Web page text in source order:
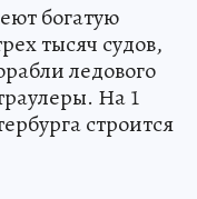
богатую
тысяч судов,
ледового
На 1
строится